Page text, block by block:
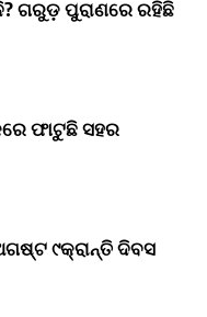
ଗରୁଡ଼ ପୁରାଣରେ ରହିଛି
ଫାଟୁଛି ସହର
୯କ୍ରାନ୍ତି ଦିବସ